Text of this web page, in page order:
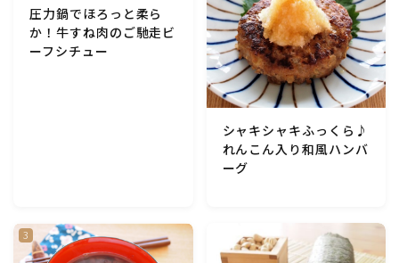
圧力鍋でほろっと柔ら
か！牛すね肉のご馳走ビ
ーフシチュー
シャキシャキふっくら♪
れんこん入り和風ハンバ
ーグ